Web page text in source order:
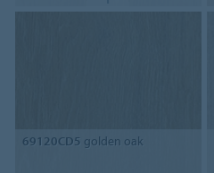
69120CD5 golden oak